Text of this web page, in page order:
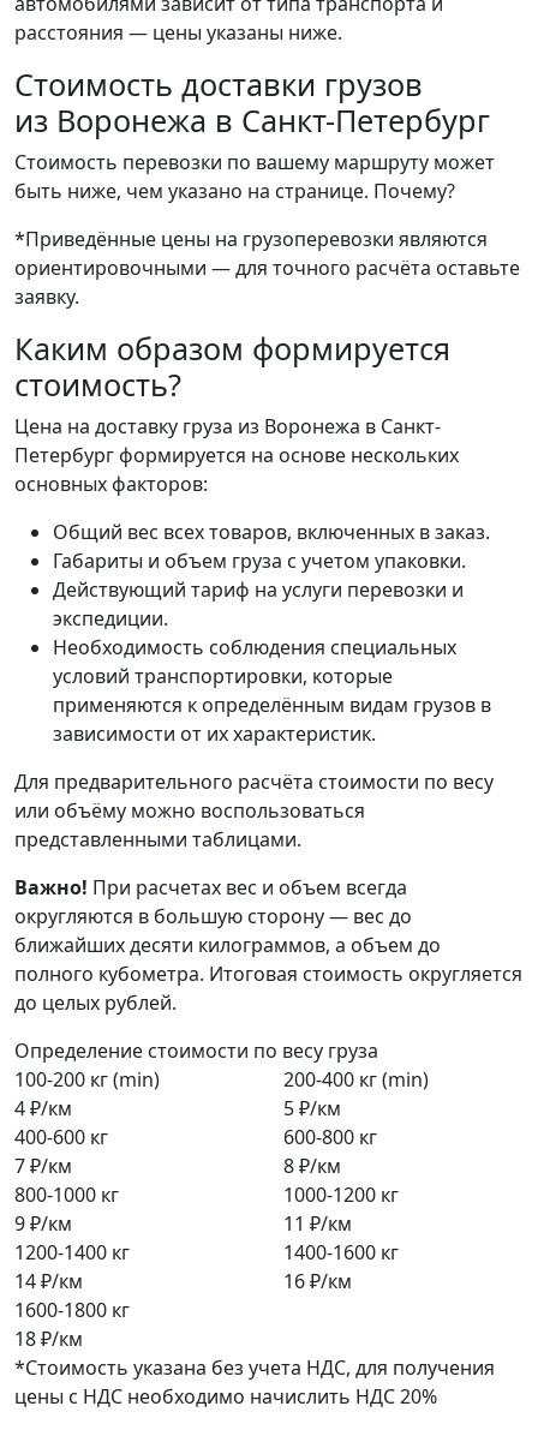
расстояния — цены указаны ниже.
Стоимость доставки грузов
из Воронежа в Санкт-Петербург
Стоимость перевозки по вашему маршруту может
быть ниже, чем указано на странице. Почему?
*Приведённые цены на грузоперевозки являются
ориентировочными — для точного расчёта оставьте
заявку.
Каким образом формируется
стоимость?
Цена на доставку груза из Воронежа в Санкт-
Петербург формируется на основе нескольких
основных факторов:
Общий вес всех товаров, включенных в заказ.
Габариты и объем груза с учетом упаковки.
Действующий тариф на услуги перевозки и
экспедиции.
Необходимость соблюдения специальных
условий транспортировки, которые
применяются к определённым видам грузов в
зависимости от их характеристик.
Для предварительного расчёта стоимости по весу
или объёму можно воспользоваться
представленными таблицами.
Важно! При расчетах вес и объем всегда
округляются в большую сторону — вес до
ближайших десяти килограммов, а объем до
полного кубометра. Итоговая стоимость округляется
до целых рублей.
Определение стоимости по весу груза
100-200 кг (min)
4 ₽/км
200-400 кг (min)
5 ₽/км
400-600 кг
7 ₽/км
600-800 кг
8 ₽/км
800-1000 кг
9 ₽/км
1000-1200 кг
11 ₽/км
1200-1400 кг
14 ₽/км
1400-1600 кг
16 ₽/км
1600-1800 кг
18 ₽/км
*Стоимость указана без учета НДС, для получения
цены с НДС необходимо начислить НДС 20%